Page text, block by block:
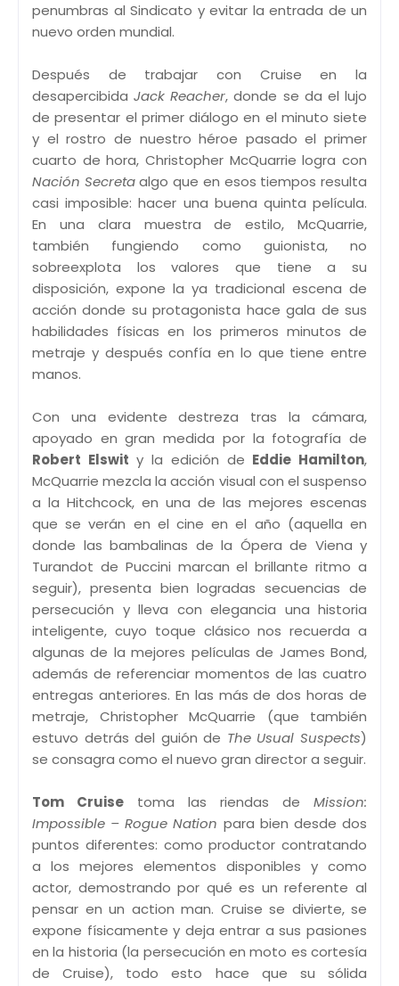
penumbras al Sindicato y evitar la entrada de un
nuevo orden mundial.
Después de trabajar con Cruise en la
desapercibidaJack Reacher, donde se da el lujo
de presentar el primer diálogo en el minuto siete
y el rostro de nuestro héroe pasado el primer
cuarto de hora, Christopher McQuarrie logra con
Nación Secretaalgo que en esos tiempos resulta
casi imposible: hacer una buena quinta película.
En una clara muestra de estilo, McQuarrie,
también fungiendo como guionista, no
sobreexplota los valores que tiene a su
disposición, expone la ya tradicional escena de
acción donde su protagonista hace gala de sus
habilidades físicas en los primeros minutos de
metraje y después confía en lo que tiene entre
manos.
Con una evidente destreza tras la cámara,
apoyado en gran medida por la fotografía de
Robert Elswit y la edición de Eddie Hamilton,
McQuarrie mezcla la acción visual con el suspenso
a la Hitchcock, en una de las mejores escenas
que se verán en el cine en el año (aquella en
donde las bambalinas de la Ópera de Viena y
Turandot de Puccini marcan el brillante ritmo a
seguir), presenta bien logradas secuencias de
persecución y lleva con elegancia una historia
inteligente, cuyo toque clásico nos recuerda a
algunas de la mejores películas de James Bond,
además de referenciar momentos de las cuatro
entregas anteriores. En las más de dos horas de
metraje, Christopher McQuarrie (que también
estuvo detrás del guión de The Usual Suspects)
se consagra como el nuevo gran director a seguir.
Tom Cruise toma las riendas de Mission:
Impossible – Rogue Nation para bien desde dos
puntos diferentes: como productor contratando
a los mejores elementos disponibles y como
actor, demostrando por qué es un referente al
pensar en un action man. Cruise se divierte, se
expone físicamente y deja entrar a sus pasiones
en la historia (la persecución en moto es cortesía
de Cruise), todo esto hace que su sólida